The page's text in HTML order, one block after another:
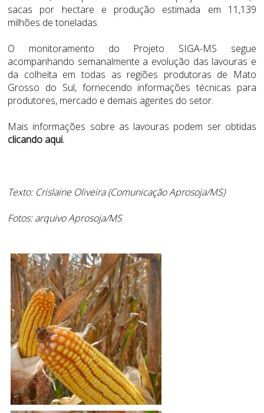
sacas por hectare e produção estimada em 11,139
milhões de toneladas.
O monitoramento do Projeto SIGA-MS segue
acompanhando semanalmente a evolução das lavouras e
da colheita em todas as regiões produtoras de Mato
Grosso do Sul, fornecendo informações técnicas para
produtores, mercado e demais agentes do setor.
Mais informações sobre as lavouras podem ser obtidas
clicando aqui.
Texto: Crislaine Oliveira (Comunicação Aprosoja/MS)
Fotos: arquivo Aprosoja/MS